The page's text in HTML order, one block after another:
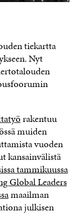
tiekartta
Nyt
rakentuu
muiden
vuoden
kansainvälistä
tammikuussa
Global Leaders
maailman
julkisen